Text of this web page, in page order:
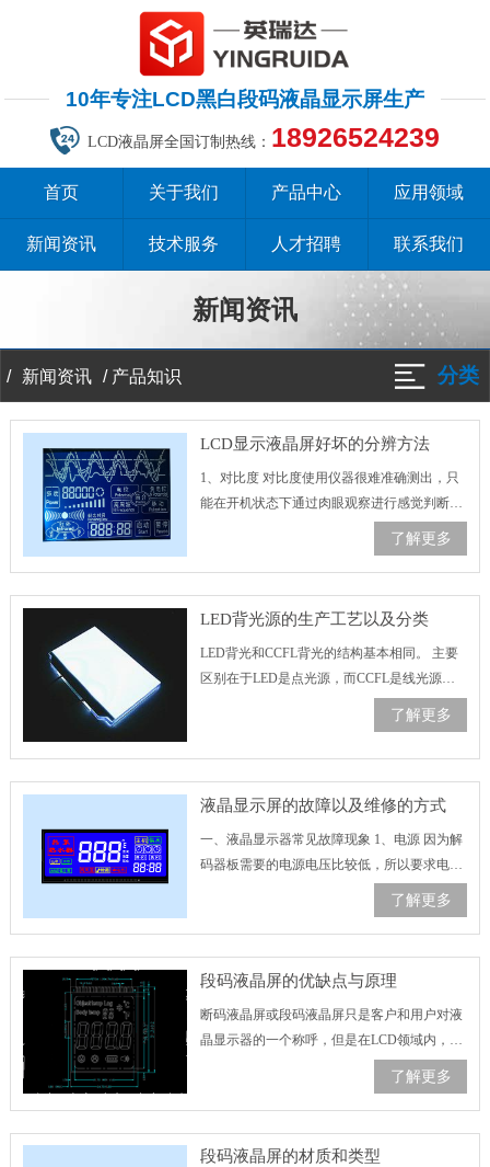
10年专注LCD黑白段码液晶显示屏生产
LCD液晶屏全国订制热线： 18926524239
首页 关于我们 产品中心 应用领域
新闻资讯 技术服务 人才招聘 联系我们
新闻资讯
/ 新闻资讯 / 产品知识 分类
LCD显示液晶屏好坏的分辨方法
1、对比度 对比度使用仪器很难准确测出，只
能在开机状态下通过肉眼观察进行感觉判断。
对比度和液晶面板的制作材料有关系，就是控
制IC、滤光片、配向膜等配件质量好，对比度
就高，但对于一般用户来……
了解更多
LED背光源的生产工艺以及分类
LED背光和CCFL背光的结构基本相同。 主要
区别在于LED是点光源，而CCFL是线光源。
产品的存在肯定会逐渐普及。 下面我们来初步
了解更多
液晶显示屏的故障以及维修的方式
一、液晶显示器常见故障现象 1、电源 因为解
码器板需要的电源电压比较低，所以要求电源
的滤波效果比较高。有些用了很久的机器一开
机就会熄灭，或者平时开机画面会微微闪烁，
有时能开机，有时不能开机……
了解更多
段码液晶屏的优缺点与原理
断码液晶屏或段码液晶屏只是客户和用户对液
晶显示器的一个称呼，但是在LCD领域内，一
分点阵式的液晶屏，所以段码液晶屏并不是一
个很严格的分类。 所以……
了解更多
段码液晶屏的材质和类型